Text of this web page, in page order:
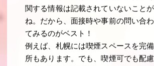
関する情報は記載されていないこと
ね。だから、面接時や事前の問い合
てみるのがベスト！
例えば、札幌には喫煙スペースを完
所もあります。でも、喫煙可でも配